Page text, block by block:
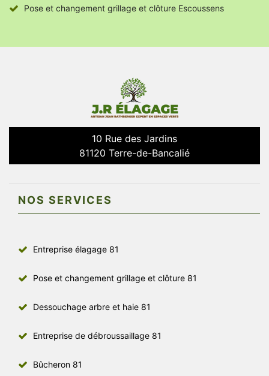
Pose et changement grillage et clôture Escoussens
10 Rue des Jardins
81120 Terre-de-Bancalié
NOS SERVICES
Entreprise élagage 81
Pose et changement grillage et clôture 81
Dessouchage arbre et haie 81
Entreprise de débroussaillage 81
Bûcheron 81